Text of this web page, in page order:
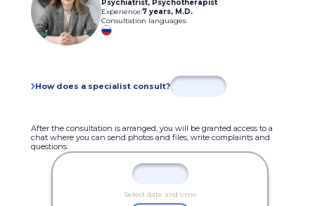
Psychiatrist, Psychotherapist
Experience:7 years, M.D.
Consultation languages:
How does a specialist consult?
After the consultation is arranged, you will be granted access to a
chat where you can send photos and files, write complaints and
questions.
Select date and time